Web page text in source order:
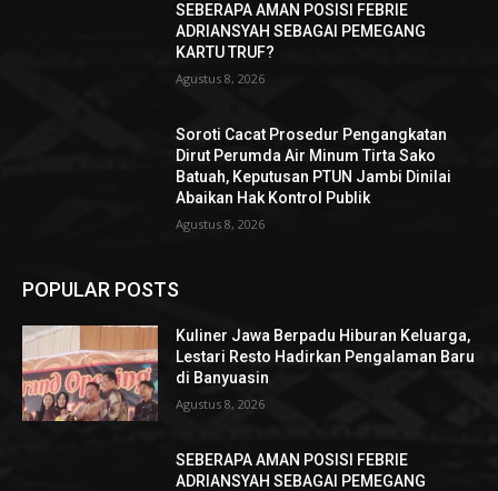
SEBERAPA AMAN POSISI FEBRIE
ADRIANSYAH SEBAGAI PEMEGANG
KARTU TRUF?
Agustus 8, 2026
Soroti Cacat Prosedur Pengangkatan
Dirut Perumda Air Minum Tirta Sako
Batuah, Keputusan PTUN Jambi Dinilai
Abaikan Hak Kontrol Publik
Agustus 8, 2026
POPULAR POSTS
Kuliner Jawa Berpadu Hiburan Keluarga,
Lestari Resto Hadirkan Pengalaman Baru
di Banyuasin
Agustus 8, 2026
SEBERAPA AMAN POSISI FEBRIE
ADRIANSYAH SEBAGAI PEMEGANG